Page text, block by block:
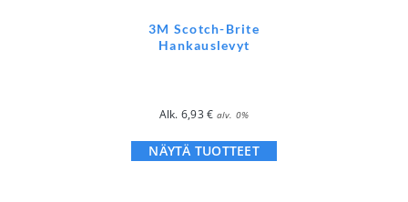
3M Scotch-Brite
Hankauslevyt
Alk. 6,93€ alv. 0%
NÄYTÄ TUOTTEET